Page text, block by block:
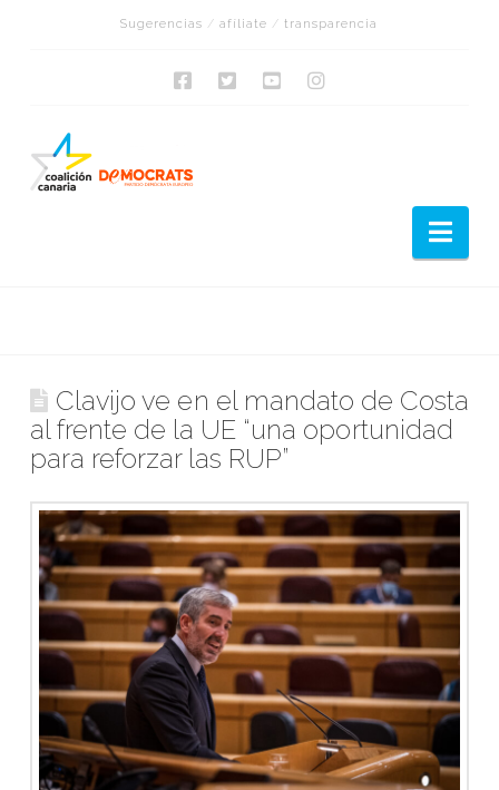
Sugerencias /afíliate /transparencia
Clavijo ve en el mandato de Costa
al frente de la UE “una oportunidad
para reforzar las RUP”